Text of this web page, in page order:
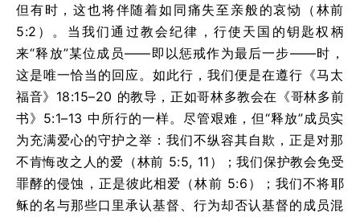
但有时，这也将伴随着如同痛失至亲般的哀恸（林前
5:2）。当我们通过教会纪律，行使天国的钥匙权柄
来“释放”某位成员——即以惩戒作为最后一步——时，
这是唯一恰当的回应。如此行，我们便是在遵行《马太
福音》18:15–20 的教导，正如哥林多教会在《哥林多前
书》5:1–13 中所行的一样。尽管艰难，但“释放”成员实
为充满爱心的守护之举：我们不纵容其自欺，正是对那
不肯悔改之人的爱（林前 5:5, 11）；我们保护教会免受
罪酵的侵蚀，正是彼此相爱（林前 5:6）；我们不将耶
稣的名与那些口里承认基督、行为却否认基督的成员混